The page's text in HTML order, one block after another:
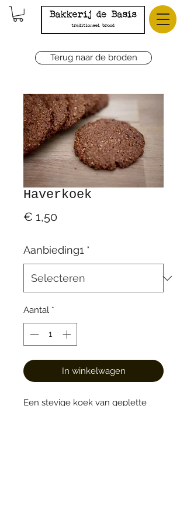
Terug naar de broden
Haverkoek
€ 1,50Prijs
Aanbieding1 *
Aantal *
In winkelwagen
Een stevige koek van geplette